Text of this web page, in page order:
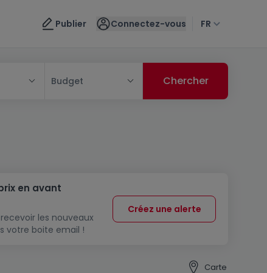
Publier Connectez-vous FR
Budget
en avant
les nouveaux
votre boite email !
Créez une alerte
Carte